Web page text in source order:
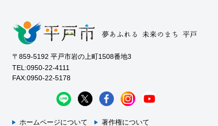
〒859-5192 平戸市岩の上町1508番地3
TEL:0950-22-4111
FAX:0950-22-5178
ホームページについて 著作権について